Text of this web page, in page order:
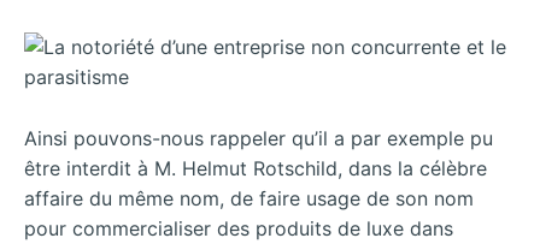
Ainsi pouvons-nous rappeler qu’il a par exemple pu
être interdit à M. Helmut Rotschild, dans la célèbre
affaire du même nom, de faire usage de son nom
pour commercialiser des produits de luxe dans